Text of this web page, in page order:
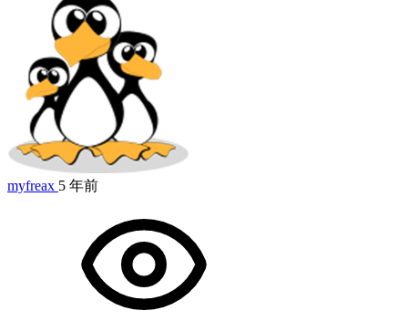
myfreax 5 年前